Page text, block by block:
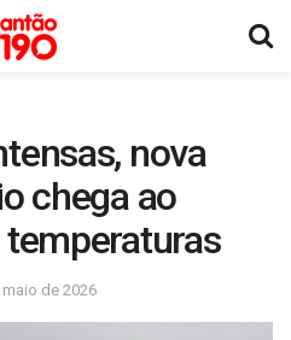
nova
chega ao
temperaturas
maio de 2026